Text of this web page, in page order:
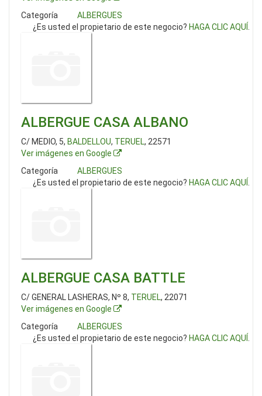
Categoría
ALBERGUES
¿Es usted el propietario de este negocio? HAGA CLIC AQUÍ .
ALBERGUE CASA ALBANO
C/ MEDIO, 5, BALDELLOU, TERUEL, 22571
Ver imágenes en Google
Categoría
ALBERGUES
¿Es usted el propietario de este negocio? HAGA CLIC AQUÍ .
ALBERGUE CASA BATTLE
C/ GENERAL LASHERAS, Nº 8, TERUEL, 22071
Ver imágenes en Google
Categoría
ALBERGUES
¿Es usted el propietario de este negocio? HAGA CLIC AQUÍ .